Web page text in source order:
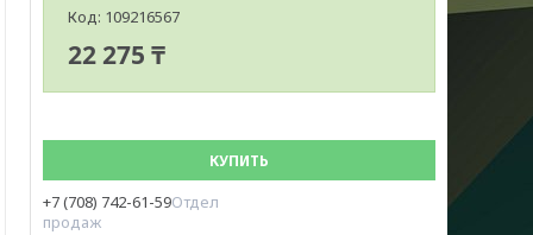
Код: 109216567
22 275 ₸
КУПИТЬ
+7 (708) 742-61-59Отдел
продаж